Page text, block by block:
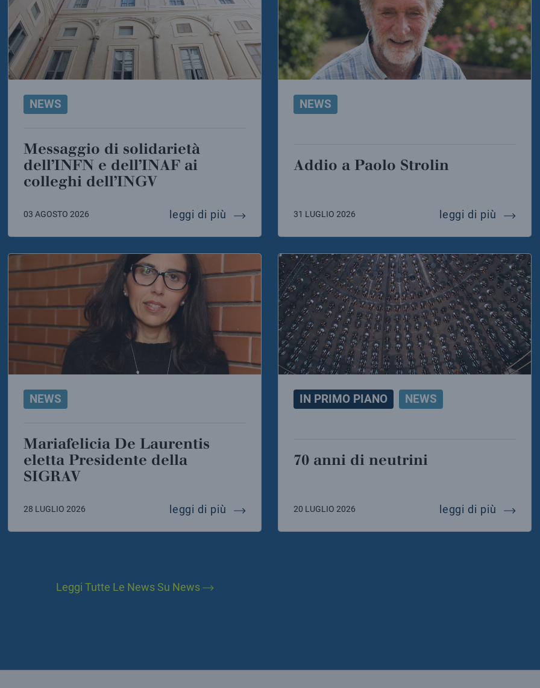
sicilia torna il canto delle balene
NEWS
Messaggio di solidarietà
dell’INFN e dell’INAF ai
colleghi dell’INGV
03 AGOSTO 2026 leggi di più messaggio di solidarietà dell’infn e dell’inaf ai colleghi
NEWS
Addio a Paolo Strolin
31 LUGLIO 2026 leggi di più addio
telescope
NEWS
Mariafelicia De Laurentis
eletta Presidente della
SIGRAV
28 LUGLIO 2026 leggi di più mariafelicia de laurentis eletta presidente della sigrav
IN PRIMO PIANO NEWS
70 anni di neutrini
20 LUGLIO 2026 leggi di più 70
Leggi Tutte Le News Su News